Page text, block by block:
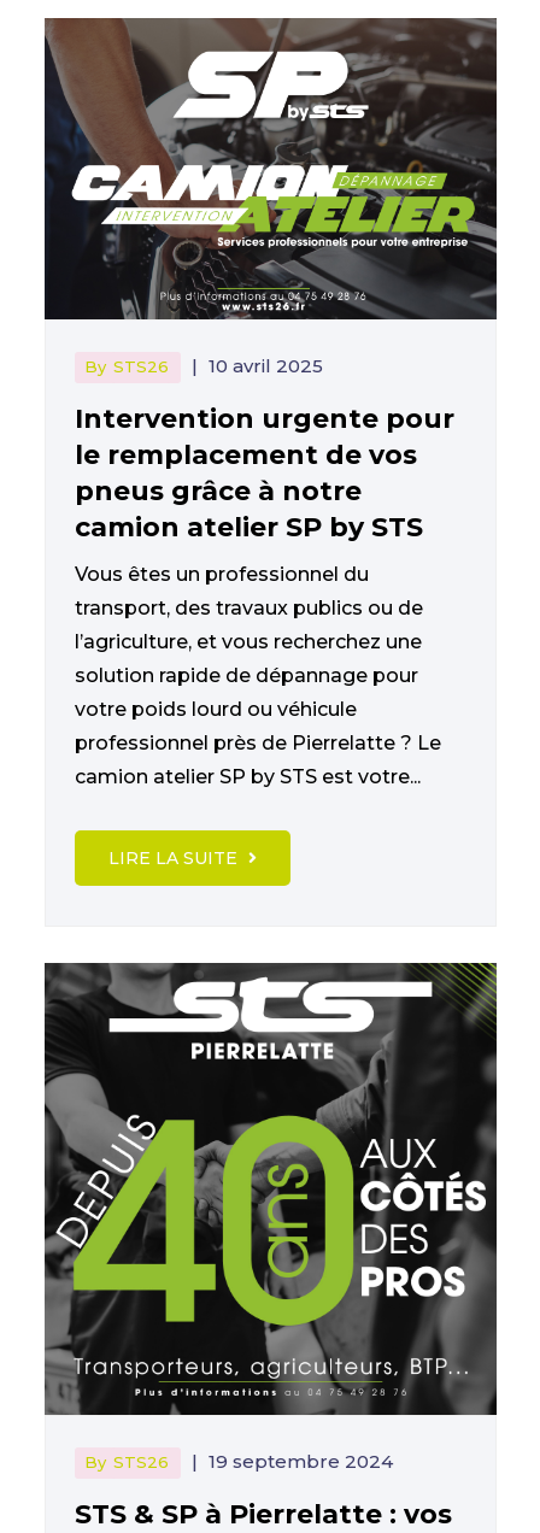
By STS26 | 10 avril 2025
Intervention urgente pour
le remplacement de vos
pneus grâce à notre
camion atelier SP by STS
Vous êtes un professionnel du
transport, des travaux publics ou de
l’agriculture, et vous recherchez une
solution rapide de dépannage pour
votre poids lourd ou véhicule
professionnel près de Pierrelatte ? Le
camion atelier SP by STS est votre...
LIRE LA SUITE
By STS26 | 19 septembre 2024
STS & SP à Pierrelatte : vos